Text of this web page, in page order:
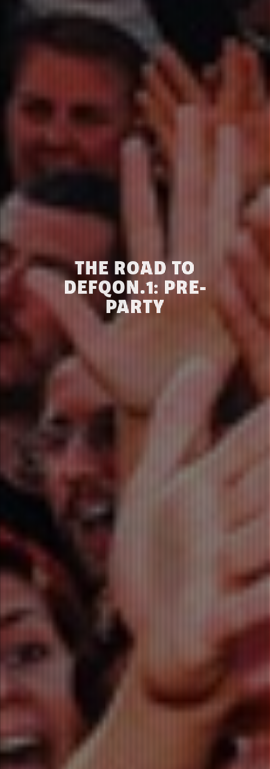
THE ROAD TO
DEFQON.1: PRE-
PARTY